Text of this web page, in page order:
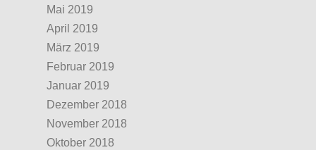
Mai 2019
April 2019
März 2019
Februar 2019
Januar 2019
Dezember 2018
November 2018
Oktober 2018